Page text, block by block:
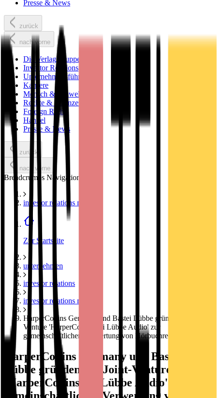
Presse & News
zurück
nach vorne
Die Verlagsgruppe
Investor Relations
Unternehmensführung
Karriere
Mensch & Umwelt
Rechte & Lizenzen
Foreign Rights
Handel
Presse & News
zurück
nach vorne
Breadcrumbs Navigation
investor relations news
Zur Startseite
unternehmen
investor relations
investor relations news
HarperCollins Germany und Bastei Lübbe gründen das Joint-
Venture 'HarperCollins bei Lübbe Audio' zur
gemeinschaftlichen Verwertung von Hörbuchrechten
HarperCollins Germany und Bastei
Lübbe gründen das Joint-Venture
'HarperCollins bei Lübbe Audio' zur